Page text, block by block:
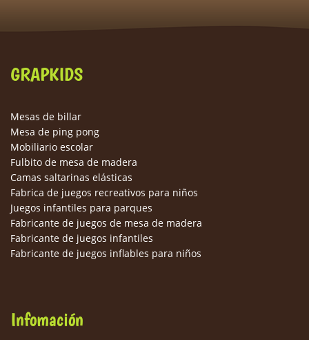
GRAPKIDS
Mesas de billar
Mesa de ping pong
Mobiliario escolar
Fulbito de mesa de madera
Camas saltarinas elásticas
Fabrica de juegos recreativos para niños
Juegos infantiles para parques
Fabricante de juegos de mesa de madera
Fabricante de juegos infantiles
Fabricante de juegos inflables para niños
Infomación